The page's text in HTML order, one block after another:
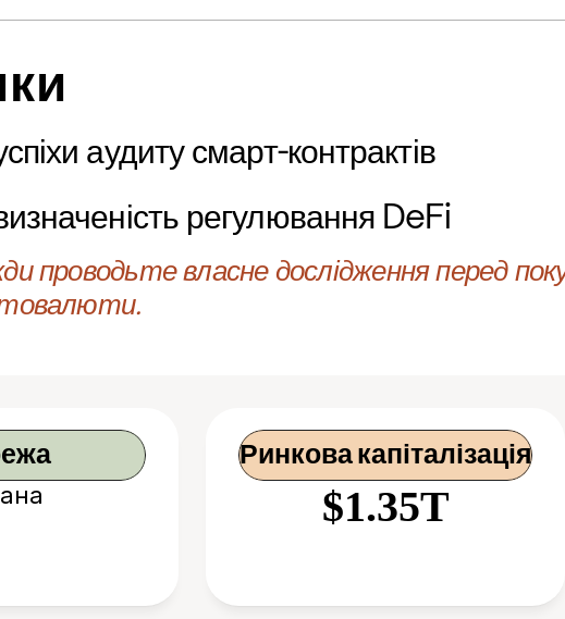
аудиту смарт-контрактів
регулювання DeFi
проводьте власне дослідження перед
Ринкова капіталізація
$1.35T